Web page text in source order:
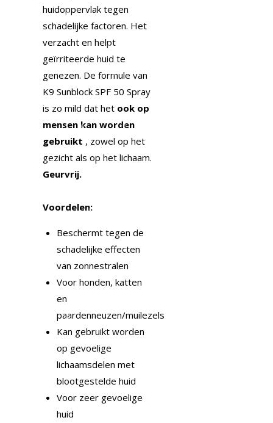
huidoppervlak tegen
schadelijke factoren. Het
verzacht en helpt
geïrriteerde huid te
genezen. De formule van
K9 Sunblock SPF 50 Spray
is zo mild dat het ook op
mensen kan worden
gebruikt , zowel op het
gezicht als op het lichaam.
Geurvrij.
Voordelen:
Beschermt tegen de
schadelijke effecten
van zonnestralen
Voor honden, katten
en
paardenneuzen/muilezels
Kan gebruikt worden
op gevoelige
lichaamsdelen met
blootgestelde huid
Voor zeer gevoelige
huid